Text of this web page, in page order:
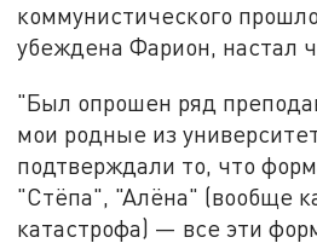
коммунистического
убеждена Фарион, настал
"Был опрошен ряд
мои родные из
подтверждали то, что
"Стёпа", "Алёна" (вообще
катастрофа) — все эти